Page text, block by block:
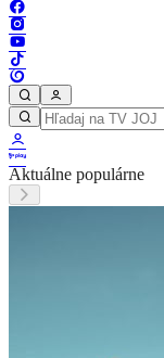
Aktuálne populárne